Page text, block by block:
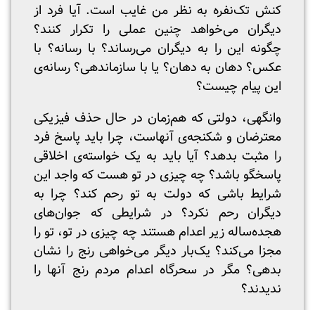
کنش تک‌نفره به نظر من غایب است. آیا فرد از
دیگران می‌خواهد چنین عملی را تکرار کنند؟
چگونه این را به دیگران می‌رساند؟‌ با رسانه؟‌ با
عکس؟‌ دهان به دهان؟‌ یا با سازماندهی؟ رسانه‌ی
این پیام چیست؟
وانگهی، دولتی که هم‌زمان در حال حذف فیزیکی
معترضان و شکنجه‌ی آنهاست، چرا باید پاسخ فرد
را مثبت بدهد؟ آیا باید به یک خواسته‌ی اخلاقی
پاسخگو باشد؟ چه چیزی در تو هست که واجد این
شرایط باشی که دولت به تو رحم کند؟ چرا به
دیگران رحم نکرد؟ در شرایطی که جوان‌های
هجده‌ساله زیر اعدام هستند چه چیزی در تو، تو را
مجزا می‌کند؟ یک‌بار دیگر می‌خواهی رنج را نشان
بدهی؟ مگر در سحرگاه اعدام مردم رنج آنها را
ندیدند؟